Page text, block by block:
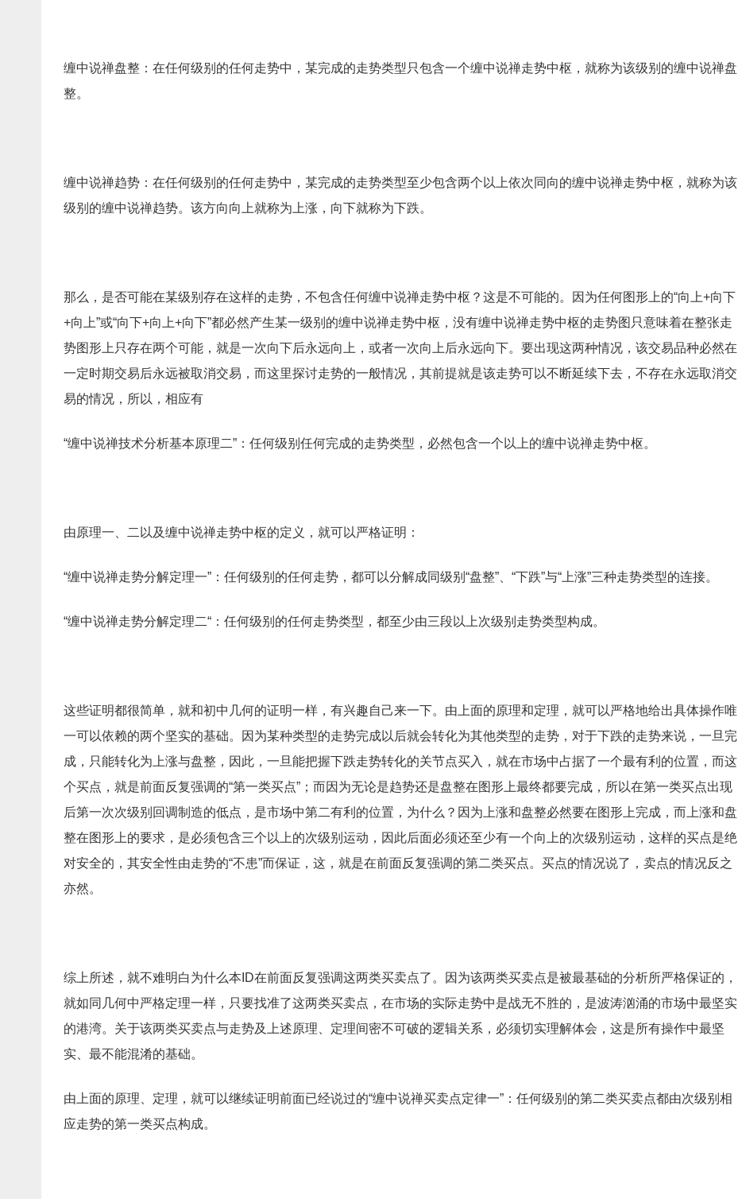
缠中说禅盘整：在任何级别的任何走势中，某完成的走势类型只包含一个缠中说禅走势中枢，就称为该级别的缠中说禅盘
整。
缠中说禅趋势：在任何级别的任何走势中，某完成的走势类型至少包含两个以上依次同向的缠中说禅走势中枢，就称为该
级别的缠中说禅趋势。该方向向上就称为上涨，向下就称为下跌。
那么，是否可能在某级别存在这样的走势，不包含任何缠中说禅走势中枢？这是不可能的。因为任何图形上的“向上+向下
+向上”或“向下+向上+向下”都必然产生某一级别的缠中说禅走势中枢，没有缠中说禅走势中枢的走势图只意味着在整张走
势图形上只存在两个可能，就是一次向下后永远向上，或者一次向上后永远向下。要出现这两种情况，该交易品种必然在
一定时期交易后永远被取消交易，而这里探讨走势的一般情况，其前提就是该走势可以不断延续下去，不存在永远取消交
易的情况，所以，相应有
“缠中说禅技术分析基本原理二”：任何级别任何完成的走势类型，必然包含一个以上的缠中说禅走势中枢。
由原理一、二以及缠中说禅走势中枢的定义，就可以严格证明：
“缠中说禅走势分解定理一”：任何级别的任何走势，都可以分解成同级别“盘整”、“下跌”与“上涨”三种走势类型的连接。
“缠中说禅走势分解定理二“：任何级别的任何走势类型，都至少由三段以上次级别走势类型构成。
这些证明都很简单，就和初中几何的证明一样，有兴趣自己来一下。由上面的原理和定理，就可以严格地给出具体操作唯
一可以依赖的两个坚实的基础。因为某种类型的走势完成以后就会转化为其他类型的走势，对于下跌的走势来说，一旦完
成，只能转化为上涨与盘整，因此，一旦能把握下跌走势转化的关节点买入，就在市场中占据了一个最有利的位置，而这
个买点，就是前面反复强调的“第一类买点”；而因为无论是趋势还是盘整在图形上最终都要完成，所以在第一类买点出现
后第一次次级别回调制造的低点，是市场中第二有利的位置，为什么？因为上涨和盘整必然要在图形上完成，而上涨和盘
整在图形上的要求，是必须包含三个以上的次级别运动，因此后面必须还至少有一个向上的次级别运动，这样的买点是绝
对安全的，其安全性由走势的“不患”而保证，这，就是在前面反复强调的第二类买点。买点的情况说了，卖点的情况反之
亦然。
综上所述，就不难明白为什么本ID在前面反复强调这两类买卖点了。因为该两类买卖点是被最基础的分析所严格保证的，
就如同几何中严格定理一样，只要找准了这两类买卖点，在市场的实际走势中是战无不胜的，是波涛汹涌的市场中最坚实
的港湾。关于该两类买卖点与走势及上述原理、定理间密不可破的逻辑关系，必须切实理解体会，这是所有操作中最坚
实、最不能混淆的基础。
由上面的原理、定理，就可以继续证明前面已经说过的“缠中说禅买卖点定律一”：任何级别的第二类买卖点都由次级别相
应走势的第一类买点构成。